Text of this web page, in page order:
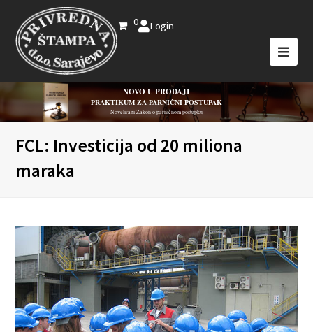
0 Login
NOVO U PRODAJI
PRAKTIKUM ZA PARNIČNI POSTUPAK
- Novelirani Zakon o parničnom postupku -
FCL: Investicija od 20 miliona
maraka